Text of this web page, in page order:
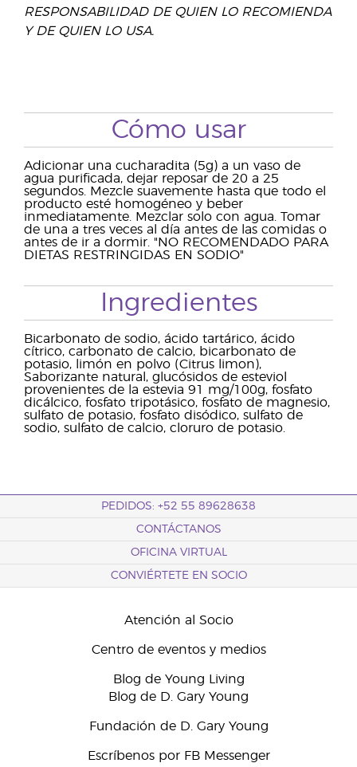
RESPONSABILIDAD DE QUIEN LO RECOMIENDA
Y DE QUIEN LO USA.
Cómo usar
Adicionar una cucharadita (5g) a un vaso de
agua purificada, dejar reposar de 20 a 25
segundos. Mezcle suavemente hasta que todo el
producto esté homogéneo y beber
inmediatamente. Mezclar solo con agua. Tomar
de una a tres veces al día antes de las comidas o
antes de ir a dormir. "NO RECOMENDADO PARA
DIETAS RESTRINGIDAS EN SODIO"
Ingredientes
Bicarbonato de sodio, ácido tartárico, ácido
cítrico, carbonato de calcio, bicarbonato de
potasio, limón en polvo (Citrus limon),
Saborizante natural, glucósidos de esteviol
provenientes de la estevia 91 mg/100g, fosfato
dicálcico, fosfato tripotásico, fosfato de magnesio,
sulfato de potasio, fosfato disódico, sulfato de
sodio, sulfato de calcio, cloruro de potasio.
PEDIDOS: +52 55 89628638
CONTÁCTANOS
OFICINA VIRTUAL
CONVIÉRTETE EN SOCIO
Atención al Socio
Centro de eventos y medios
Blog de Young Living
Blog de D. Gary Young
Fundación de D. Gary Young
Escríbenos por FB Messenger